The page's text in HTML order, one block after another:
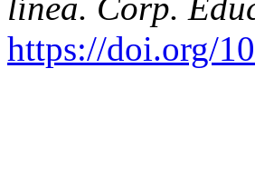
https://doi.org/